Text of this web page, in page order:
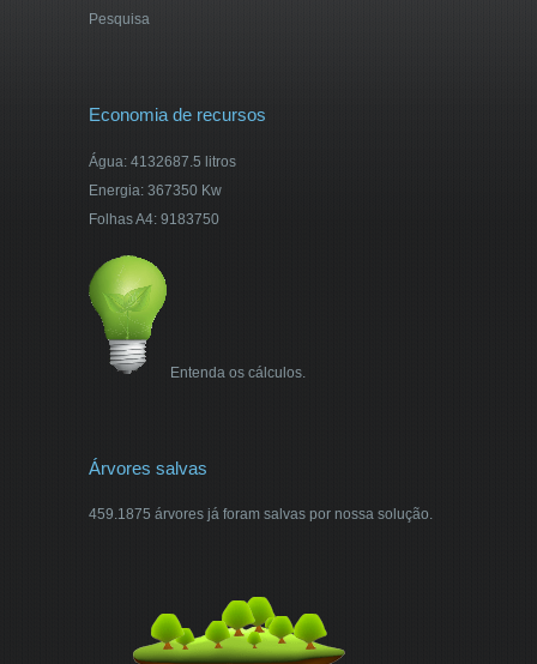
Pesquisa
Economia de recursos
Água: 4132687.5 litros
Energia: 367350 Kw
Folhas A4: 9183750
Entenda os cálculos.
Árvores salvas
459.1875 árvores já foram salvas por nossa solução.